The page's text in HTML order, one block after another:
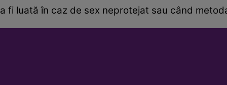
a fi luată în caz de sex neprotejat sau când